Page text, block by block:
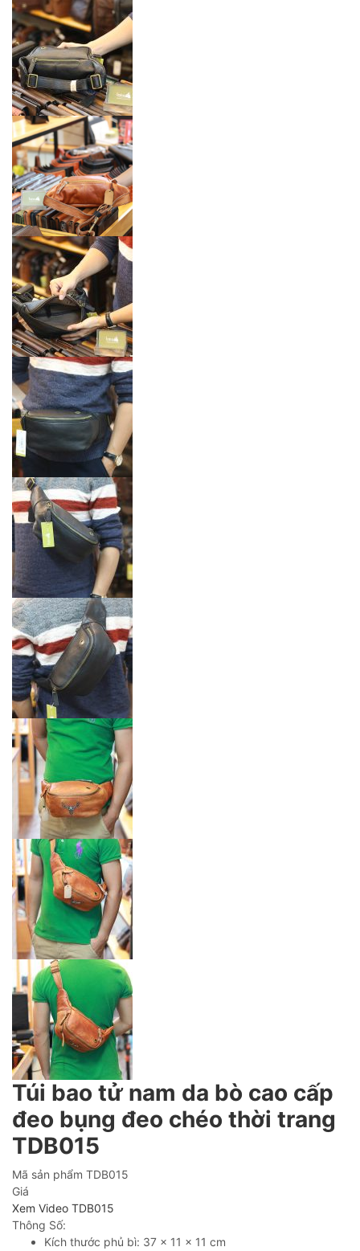
Túi bao tử nam da bò cao cấp
đeo bụng đeo chéo thời trang
TDB015
Mã sản phẩm TDB015
Giá
Xem Video TDB015
Thông Số:
Kích thước phủ bì: 37 x 11 x 11 cm